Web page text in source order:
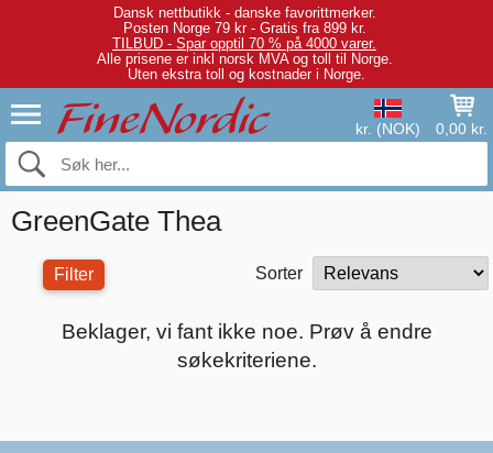
Dansk nettbutikk - danske favorittmerker.
Posten Norge 79 kr - Gratis fra 899 kr.
TILBUD - Spar opptil 70 % på 4000 varer.
Alle prisene er inkl norsk MVA og toll til Norge.
Uten ekstra toll og kostnader i Norge.
kr. (NOK) 0,00 kr.
GreenGate Thea
Filter Sorter
Beklager, vi fant ikke noe. Prøv å endre
søkekriteriene.